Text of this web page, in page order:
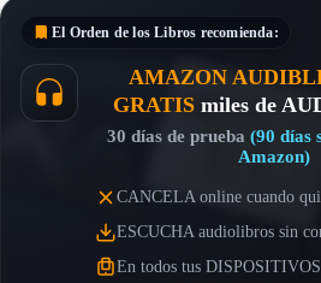
El Orden de los Libros recomienda:
AMAZON
GRATIS miles de
30 días de prueba(90 días
Amazon)
CANCELA online cuando
ESCUCHA audiolibros sin
En todos tus DISPOSITIVOS